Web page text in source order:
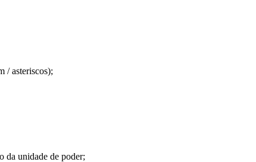
/ asteriscos);
da unidade de poder;